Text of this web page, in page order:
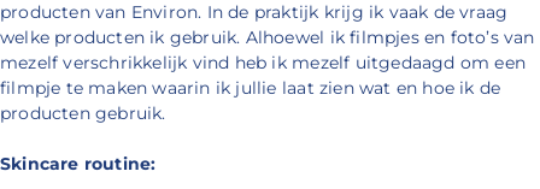
producten van Environ. In de praktijk krijg ik vaak de vraag
welke producten ik gebruik. Alhoewel ik filmpjes en foto’s van
mezelf verschrikkelijk vind heb ik mezelf uitgedaagd om een
filmpje te maken waarin ik jullie laat zien wat en hoe ik de
producten gebruik.
Skincare routine: